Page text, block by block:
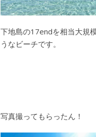
下地島の17endを相当大規
うなビーチです。
写真撮ってもらったん！